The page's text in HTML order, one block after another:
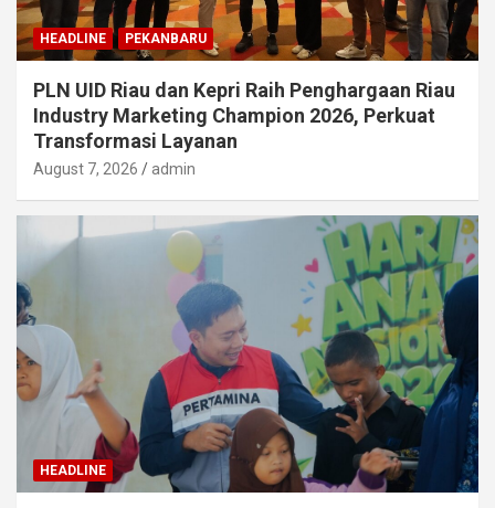
HEADLINE PEKANBARU
PLN UID Riau dan Kepri Raih Penghargaan Riau
Industry Marketing Champion 2026, Perkuat
Transformasi Layanan
August 7, 2026 admin
HEADLINE